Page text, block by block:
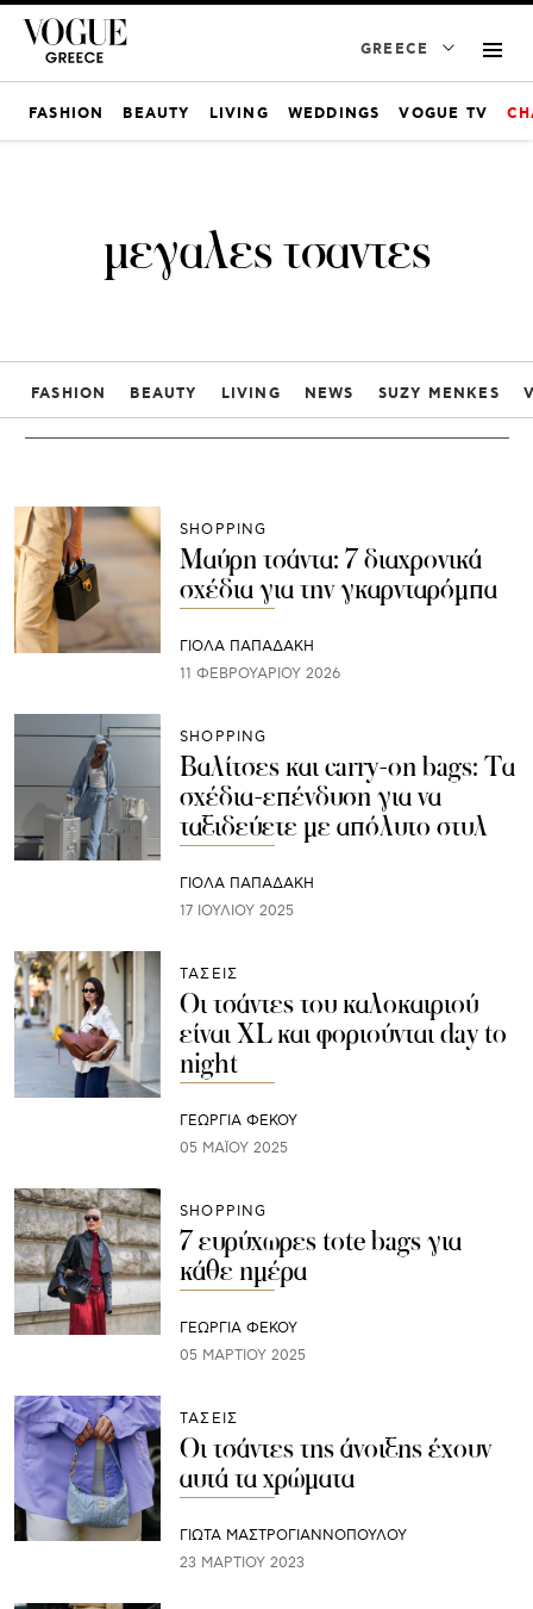
GREECE
FASHION BEAUTY LIVING WEDDINGS VOGUE TV
μεγαλες τσαντες
FASHION BEAUTY LIVING NEWS SUZY MENKES
SHOPPING
Μαύρη τσάντα: 7 διαχρονικά
σχέδια για την γκαρνταρόμπα
ΓΙΌΛΑ ΠΑΠΑΔΆΚΗ
11 ΦΕΒΡΟΥΑΡΊΟΥ 2026
SHOPPING
Βαλίτσες και carry-on bags: Τα
σχέδια-επένδυση για να
ταξιδεύετε με απόλυτο στυλ
ΓΙΌΛΑ ΠΑΠΑΔΆΚΗ
17 ΙΟΥΛΊΟΥ 2025
ΤΑΣΕΙΣ
Οι τσάντες του καλοκαιριού
είναι XL και φοριούνται day to
night
ΓΕΩΡΓΙΑ ΦΕΚΟΥ
05 ΜΑΪ́ΟΥ 2025
SHOPPING
7 ευρύχωρες tote bags για
κάθε ημέρα
ΓΕΩΡΓΙΑ ΦΕΚΟΥ
05 ΜΑΡΤΊΟΥ 2025
ΤΑΣΕΙΣ
Οι τσάντες της άνοιξης έχουν
αυτά τα χρώματα
ΓΙΩΤΑ ΜΑΣΤΡΟΓΙΑΝΝΟΠΟΥΛΟΥ
23 ΜΑΡΤΊΟΥ 2023